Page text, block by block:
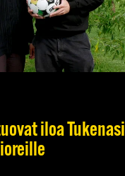
iloa Tukenasi